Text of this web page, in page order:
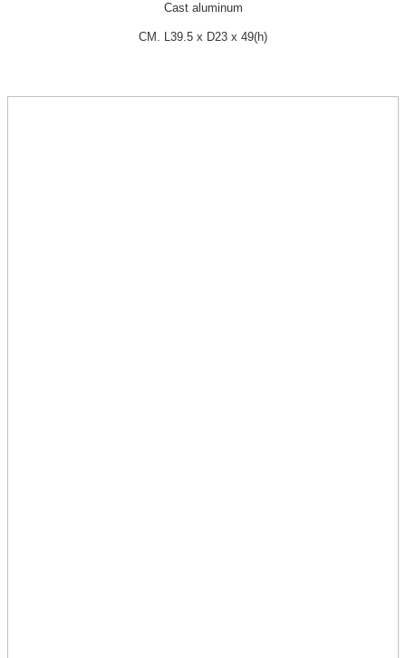
Cast aluminum
CM. L39.5 x D23 x 49(h)